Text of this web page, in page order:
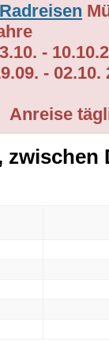
Radreisen
-
-
Anreise